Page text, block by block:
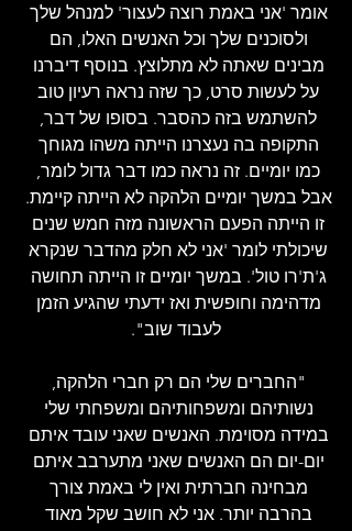
אומר 'אני באמת רוצה לעצור' למנהל שלך
ולסוכנים שלך וכל האנשים האלו, הם
מבינים שאתה לא מתלוצץ. בנוסף דיברנו
על לעשות סרט, כך שזה נראה רעיון טוב
להשתמש בזה כהסבר. בסופו של דבר,
התקופה בה נעצרנו הייתה משהו מגוחך
כמו יומיים. זה נראה כמו דבר גדול לומר,
אבל במשך יומיים הלהקה לא הייתה קיימת.
זו הייתה הפעם הראשונה מזה חמש שנים
שיכולתי לומר 'אני לא חלק מהדבר שנקרא
ג'ת'רו טול'. במשך יומיים זו הייתה תחושה
מדהימה וחופשית ואז ידעתי שהגיע הזמן
לעבוד שוב".
"החברים שלי הם רק חברי הלהקה,
נשותיהם ומשפחותיהם ומשפחתי שלי
במידה מסוימת. האנשים שאני עובד איתם
יום-יום הם האנשים שאני מתערבב איתם
מבחינה חברתית ואין לי באמת צורך
בהרבה יותר. אני לא חושב שקל מאוד